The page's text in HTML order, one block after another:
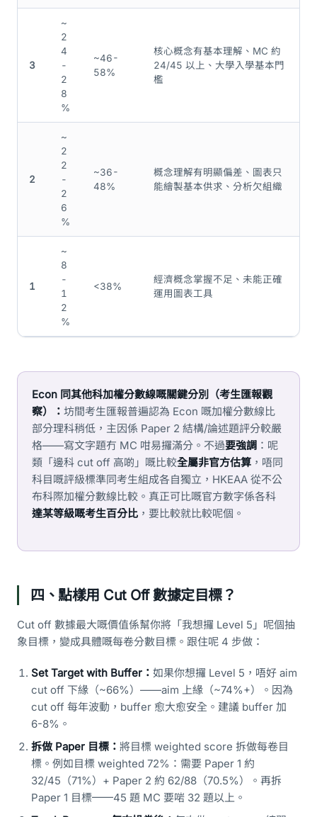
3
~
2
4
-
2
8
%
~46-
58%
核心概念有基本理解、MC 約
24/45 以上、大學入學基本門
檻
2
~
2
2
-
2
6
%
~36-
48%
概念理解有明顯偏差、圖表只
能繪製基本供求、分析欠組織
1
~
8
-
1
2
%
<38%
經濟概念掌握不足、未能正確
運用圖表工具
Econ 同其他科加權分數線嘅關鍵分別（考生匯報觀
察）： 坊間考生匯報普遍認為 Econ 嘅加權分數線比
部分理科稍低，主因係 Paper 2 結構/論述題評分較嚴
格——寫文字題冇 MC 咁易攞滿分。不過要強調 ：呢
類「邊科 cut off 高啲」嘅比較全屬非官方估算 ，唔同
科目嘅評級標準同考生組成各自獨立，HKEAA 從不公
布科際加權分數線比較。真正可比嘅官方數字係各科
達某等級嘅考生百分比 ，要比較就比較呢個。
四、點樣用 Cut Off 數據定目標？
Cut off 數據最大嘅價值係幫你將「我想攞 Level 5」呢個抽
象目標，變成具體嘅每卷分數目標。跟住呢 4 步做：
Set Target with Buffer： 如果你想攞 Level 5，唔好 aim
cut off 下緣（~66%）——aim 上緣（~74%+）。因為
cut off 每年波動，buffer 愈大愈安全。建議 buffer 加
6-8%。
拆做 Paper 目標： 將目標 weighted score 拆做每卷目
標。例如目標 weighted 72%：需要 Paper 1 約
32/45（71%）+ Paper 2 約 62/88（70.5%）。再拆
Paper 1 目標——45 題 MC 要啱 32 題以上。